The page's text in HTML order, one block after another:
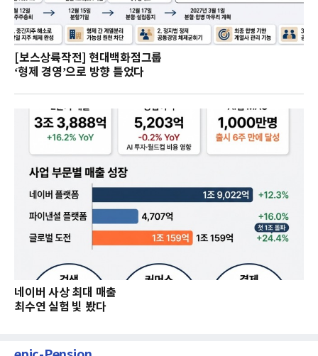
[보스상륙작전] 현대백화점그룹
‘형제 경영’으로 방향 틀었다
네이버 사상 최대 매출
최수연 실험 빛 봤다